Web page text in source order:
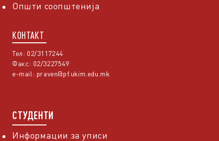
Општи соопштенија
КОНТАКТ
Тел: 02/3117244
Факс: 02/3227549
e-mail: praven@pf.ukim.edu.mk
СТУДЕНТИ
Информации за уписи